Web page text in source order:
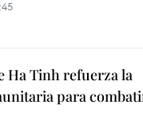
Ha Tinh refuerza la
para